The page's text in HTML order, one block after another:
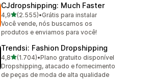
CJdropshipping: Much Faster
4,9de 5 estrelas
(2.555)
2555 avaliações ao todo
•Grátis para instalar
Você vende, nós buscamos os
produtos e enviamos para você!
Trendsi: Fashion Dropshipping
4,8de 5 estrelas
(1.704)
1704 avaliações ao todo
•Plano gratuito disponível
Dropshipping, atacado e fornecimento
de peças de moda de alta qualidade